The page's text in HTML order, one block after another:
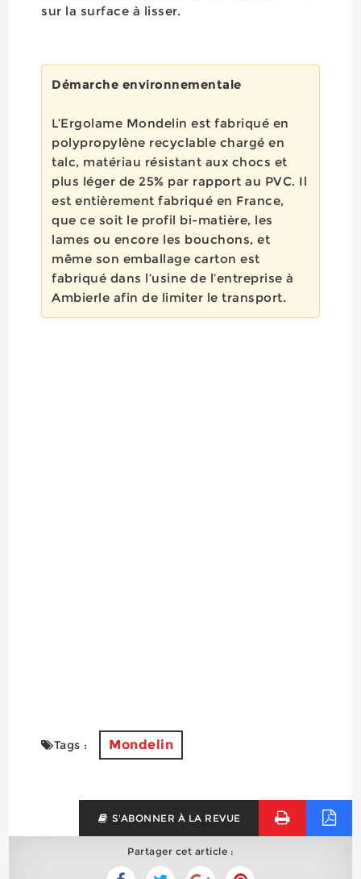
sur la surface à lisser.
Démarche environnementale
L’Ergolame Mondelin est fabriqué en
polypropylène recyclable chargé en
talc, matériau résistant aux chocs et
plus léger de 25% par rapport au PVC. Il
est entièrement fabriqué en France,
que ce soit le profil bi-matière, les
lames ou encore les bouchons, et
même son emballage carton est
fabriqué dans l’usine de l’entreprise à
Ambierle afin de limiter le transport.
Tags : Mondelin
S'ABONNER À LA REVUE
Partager cet article :